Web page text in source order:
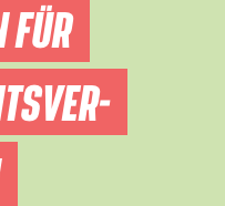
FÜR